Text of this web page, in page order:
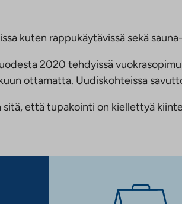
kuten rappukäytävissä sekä
2020 tehdyissä
ottamatta. Uudiskohteissa
että tupakointi on kiellettyä